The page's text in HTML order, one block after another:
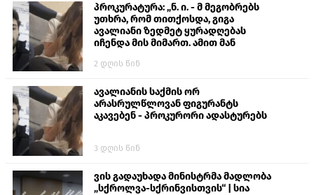
პროკურატურა: „ნ. ი. - მ მეგობრებს
უთხრა, რომ თითქოსდა, გიგა
ავალიანი ზედმეტ ყურადღებას
იჩენდა მის მიმართ. ამით მან
თავს დასხმოდა გიგა ავალიანს“
2 დღის წინ
ავალიანის საქმის ორ
არასრულწლოვან ფიგურანტს
აკავებენ - პროკურორი ადასტურებს
3 დღის წინ
ვის გადაუხადა მინისტრმა მადლობა
„სქროლვა-სქრინვისთვის“ | სია